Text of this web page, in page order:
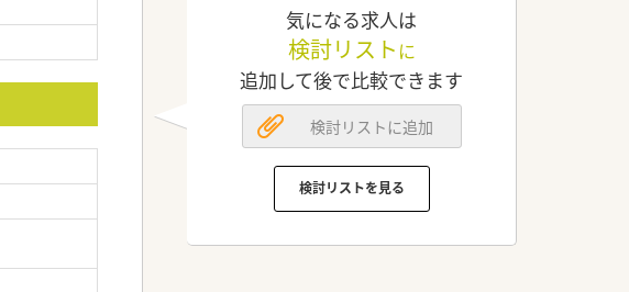
気になる求人は
検討リスト に
追加して後で比較できます
検討リストに追加
検討リストを見る